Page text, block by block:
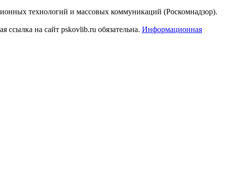
технологий и массовых коммуникаций (Роскомнадзор).
ссылка на сайт pskovlib.ru обязательна. Информационная